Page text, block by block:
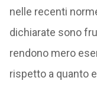
nelle recenti
dichiarate sono
rendono mero
rispetto a quanto